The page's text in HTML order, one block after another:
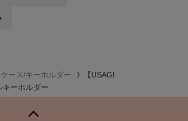
ース/キーホルダー
【USAGI
キーホルダー